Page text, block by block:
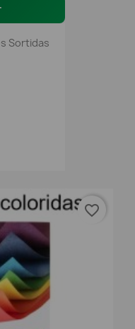
Sortidas
favorite_border